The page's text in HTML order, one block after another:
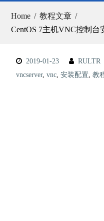
Home
教程文章
CentOS 7主机VNC控制台
2019-01-23 RULTR
vncserver, vnc, 安装配置, 教